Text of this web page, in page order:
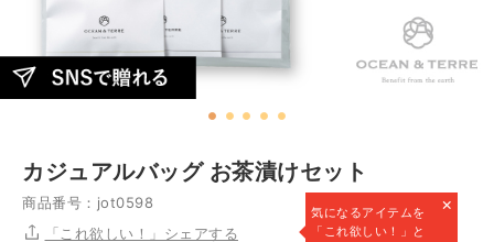
カジュアルバッグ お茶漬けセット
商品番号：jot0598 ×
気になるアイテムを
「これ欲しい！」と
「これ欲しい！」シェアする